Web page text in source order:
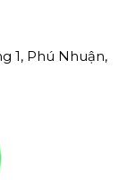
1, Phú Nhuận,